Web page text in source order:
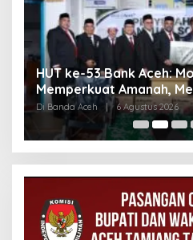
HUT ke-53 Bank Aceh:
Memperkuat Amanah,
Keberkahan Bagi Aceh
Di Banda Aceh | 6 Agustus 2026